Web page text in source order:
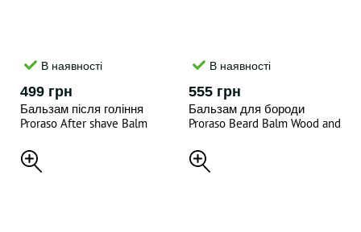
В наявності
499 грн
Бальзам після гоління
Proraso After shave Balm
В наявності
555 грн
Бальзам для бороди
Proraso Beard Balm Wood and